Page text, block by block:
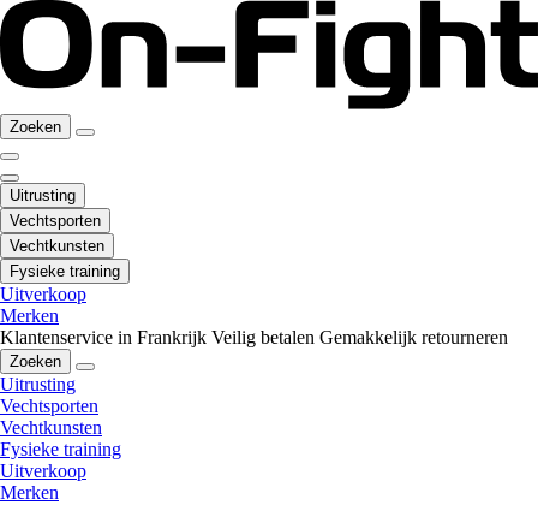
Zoeken
Uitrusting
Vechtsporten
Vechtkunsten
Fysieke training
Uitverkoop
Merken
Klantenservice in Frankrijk Veilig betalen Gemakkelijk retourneren
Zoeken
Uitrusting
Vechtsporten
Vechtkunsten
Fysieke training
Uitverkoop
Merken